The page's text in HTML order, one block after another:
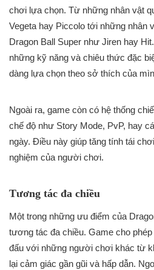
chơi lựa chọn. Từ những nhân vật
Vegeta hay Piccolo tới những nhân
Dragon Ball Super như Jiren hay
những kỹ năng và chiêu thức đặc
dàng lựa chọn theo sở thích của
Ngoài ra, game còn có hệ thống
chế độ như Story Mode, PvP, hay
ngày. Điều này giúp tăng tính tái
nghiệm của người chơi.
Tương tác đa chiều
Một trong những ưu điểm của
tương tác đa chiều. Game cho
đấu với những người chơi khác từ
lại cảm giác gần gũi và hấp dẫn.